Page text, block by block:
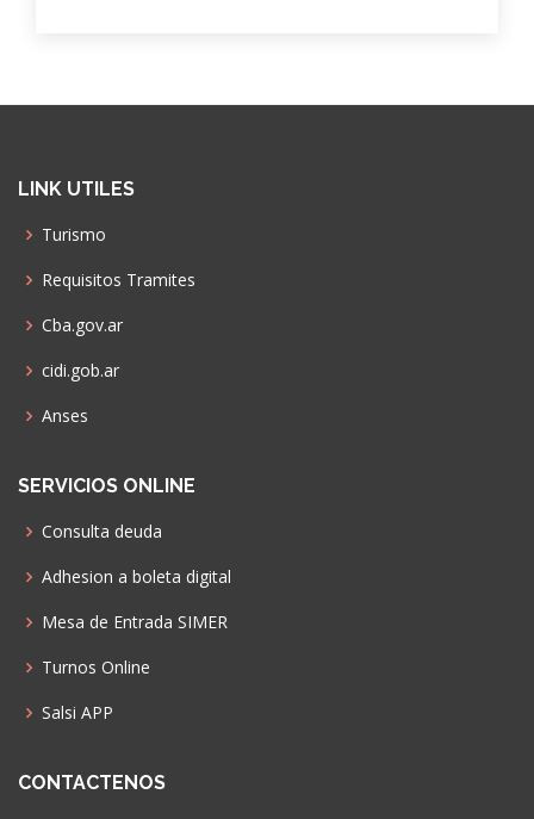
LINK UTILES
Turismo
Requisitos Tramites
Cba.gov.ar
cidi.gob.ar
Anses
SERVICIOS ONLINE
Consulta deuda
Adhesion a boleta digital
Mesa de Entrada SIMER
Turnos Online
Salsi APP
CONTACTENOS